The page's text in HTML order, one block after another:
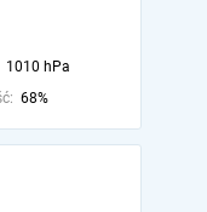
1010 hPa
68%